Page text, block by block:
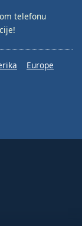
telefonu
Europe